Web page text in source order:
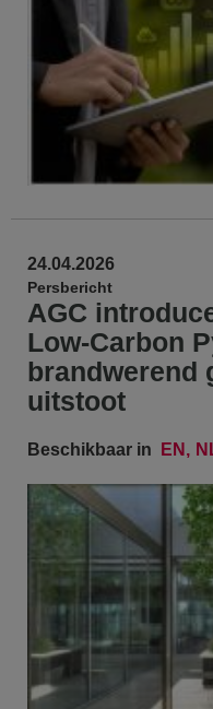
24.04.2026
Persbericht
AGC
Low-Carbon
brandwerend
uitstoot
Beschikbaar in EN